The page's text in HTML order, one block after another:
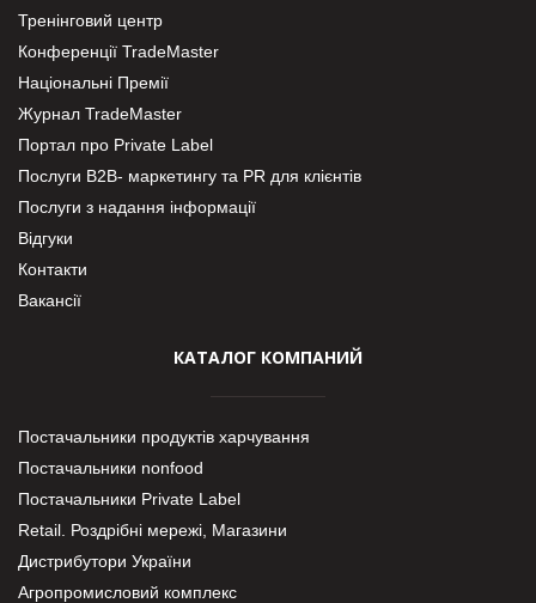
Тренінговий центр
Конференції TradeMaster
Національні Премії
Журнал TradeMaster
Портал про Private Label
Послуги В2В- маркетингу та PR для клієнтів
Послуги з надання інформації
Відгуки
Контакти
Вакансії
КАТАЛОГ КОМПАНИЙ
Постачальники продуктів харчування
Постачальники nonfood
Постачальники Private Label
Retail. Роздрібні мережі, Магазини
Дистрибутори України
Агропромисловий комплекс